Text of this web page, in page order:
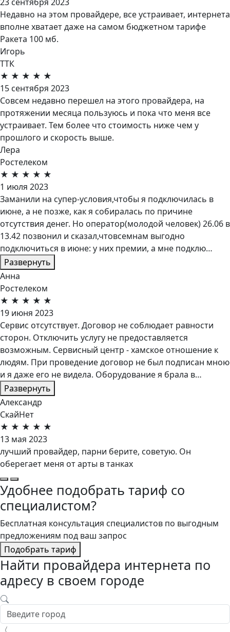
Недавно на этом провайдере, все устраивает, интернета
вполне хватает даже на самом бюджетном тарифе
Ракета 100 мб.
Игорь
ТТК
★ ★ ★ ★ ★
15 сентября 2023
Совсем недавно перешел на этого провайдера, на
протяжении месяца пользуюсь и пока что меня все
устраивает. Тем более что стоимость ниже чем у
прошлого и скорость выше.
Лера
Ростелеком
★ ★ ★ ★ ★
1 июля 2023
Заманили на супер-условия,чтобы я подключилась в
июне, а не позже, как я собиралась по причине
отсутствия денег. Но оператор(молодой человек) 26.06 в
13.42 позвонил и сказал,чтовсемнам выгодно
подключиться в июне: у них премии, а мне подклю…
Развернуть
Анна
Ростелеком
★ ★ ★ ★ ★
19 июня 2023
Сервис отсутствует. Договор не соблюдает равности
сторон. Отключить услугу не предоставляется
возможным. Сервисный центр - хамское отношение к
людям. При проведение договор не был подписан мною
и я даже его не видела. Оборудование я брала в…
Развернуть
Александр
СкайНет
★ ★ ★ ★ ★
13 мая 2023
лучший провайдер, парни берите, советую. Он
оберегает меня от арты в танках
Удобнее подобрать тариф со
специалистом?
Бесплатная консультация специалистов по выгодным
предложениям под ваш запрос
Подобрать тариф
Найти провайдера интернета по
адресу в своем городе